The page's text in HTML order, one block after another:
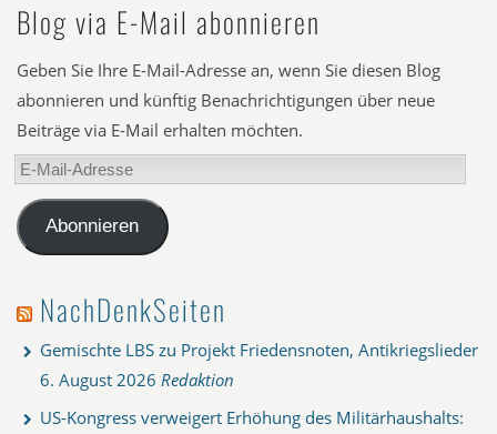
Blog via E-Mail abonnieren
Geben Sie Ihre E-Mail-Adresse an, wenn Sie diesen Blog
abonnieren und künftig Benachrichtigungen über neue
Beiträge via E-Mail erhalten möchten.
E-
Mail-
AdresseAbonnieren
NachDenkSeiten
Gemischte LBS zu Projekt Friedensnoten, Antikriegslieder
6. August 2026 Redaktion
US-Kongress verweigert Erhöhung des Militärhaushalts: